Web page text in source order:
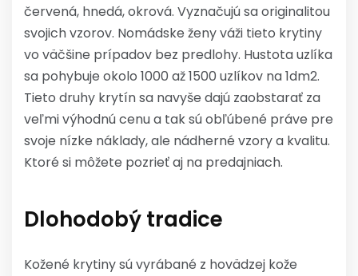
červená, hnedá, okrová. Vyznačujú sa originalitou
svojich vzorov. Nomádske ženy váži tieto krytiny
vo väčšine prípadov bez predlohy. Hustota uzlíka
sa pohybuje okolo 1000 až 1500 uzlíkov na 1dm2.
Tieto druhy krytín sa navyše dajú zaobstarať za
veľmi výhodnú cenu a tak sú obľúbené práve pre
svoje nízke náklady, ale nádherné vzory a kvalitu.
Ktoré si môžete pozrieť aj na predajniach.
Dlohodobý tradice
Kožené krytiny sú vyrábané z hovädzej kože